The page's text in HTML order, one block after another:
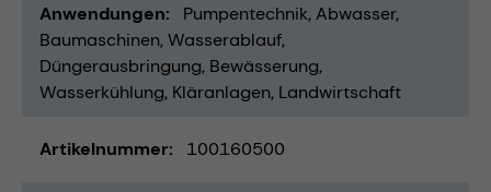
Anwendungen Pumpentechnik Abwasser
Baumaschinen Wasserablauf
Düngerausbringung Bewässerung
Wasserkühlung Kläranlagen Landwirtschaft
Artikelnummer 100160500